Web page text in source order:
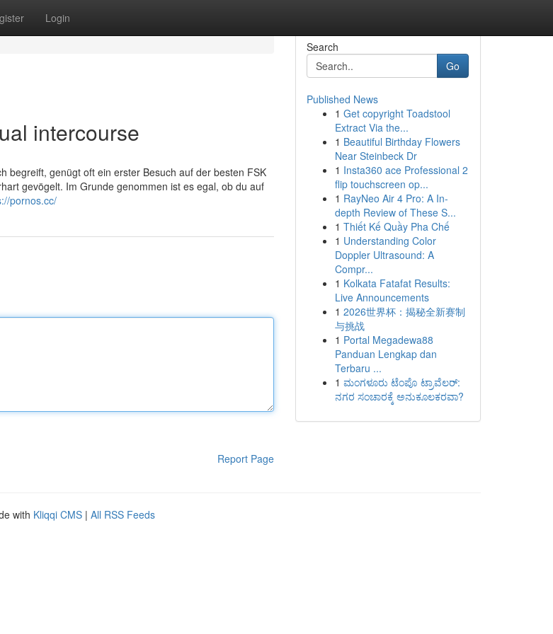
Login
intercourse
begreift, genügt oft ein erster Besuch auf der besten FSK
gevögelt. Im Grunde genommen ist es egal, ob du auf
pornos.cc/
Report Page
Search
Go
Published News
1 Get copyright Toadstool
Extract Via the...
1 Beautiful Birthday Flowers
Near Steinbeck Dr
1 Insta360 ace Professional 2
flip touchscreen op...
1 RayNeo Air 4 Pro: A In-
depth Review of These S...
1 Thiết Kế Quầy Pha Chế
1 Understanding Color
Doppler Ultrasound: A
Compr...
1 Kolkata Fatafat Results:
Live Announcements
1 2026世界杯：揭秘全新赛制
与挑战
1 Portal Megadewa88
Panduan Lengkap dan
Terbaru ...
1 ಮಂಗಳೂರು ಟೆಂಪೊ ಟ್ರಾವೆಲರ್:
ನಗರ ಸಂಚಾರಕ್ಕೆ ಅನುಕೂಲಕರವಾ?
with Kliqqi CMS | All RSS Feeds